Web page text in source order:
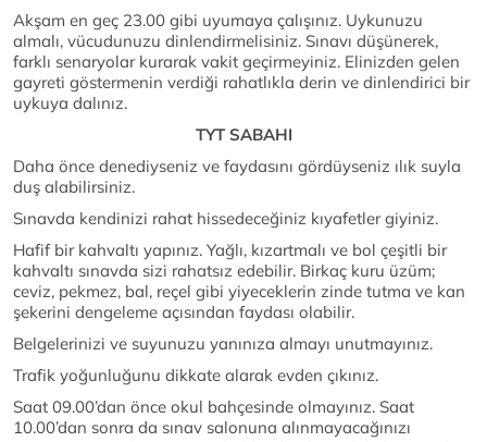
Akşam en geç 23.00 gibi uyumaya çalışınız. Uykunuzu
almalı, vücudunuzu dinlendirmelisiniz. Sınavı düşünerek,
farklı senaryolar kurarak vakit geçirmeyiniz. Elinizden gelen
gayreti göstermenin verdiği rahatlıkla derin ve dinlendirici bir
uykuya dalınız.
TYT SABAHI
Daha önce denediyseniz ve faydasını gördüyseniz ılık suyla
duş alabilirsiniz.
Sınavda kendinizi rahat hissedeceğiniz kıyafetler giyiniz.
Hafif bir kahvaltı yapınız. Yağlı, kızartmalı ve bol çeşitli bir
kahvaltı sınavda sizi rahatsız edebilir. Birkaç kuru üzüm;
ceviz, pekmez, bal, reçel gibi yiyeceklerin zinde tutma ve kan
şekerini dengeleme açısından faydası olabilir.
Belgelerinizi ve suyunuzu yanınıza almayı unutmayınız.
Trafik yoğunluğunu dikkate alarak evden çıkınız.
Saat 09.00’dan önce okul bahçesinde olmayınız. Saat
10.00’dan sonra da sınav salonuna alınmayacağınızı